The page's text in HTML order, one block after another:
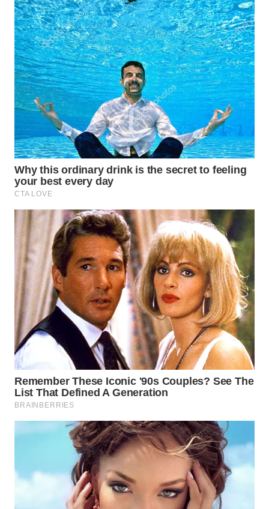
WN
CIREBON
WN
INDRAMAYU
WN
KUNINGAN
WN
WN
SUBANG
WN
SUKABUMI
WN
PURWAKARTA
WN
PRIANGAN
WN
SEMARANG
WN